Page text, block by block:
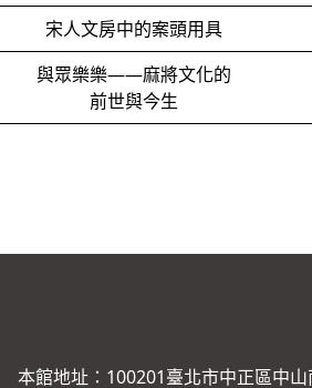
宋人文房中的案頭用具
與眾樂樂——麻將文化的
前世與今生
本館地址：100201臺北市中正區中